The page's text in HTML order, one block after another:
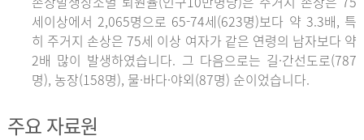
세이상에서 2,065명으로 65-74세(623명)보다 약 3.3배, 특
히 주거지 손상은 75세 이상 여자가 같은 연령의 남자보다 약
2배 많이 발생하였습니다. 그 다음으로는 길·간선도로(787
명), 농장(158명), 물·바다·야외(87명) 순이었습니다.
주요 자료원